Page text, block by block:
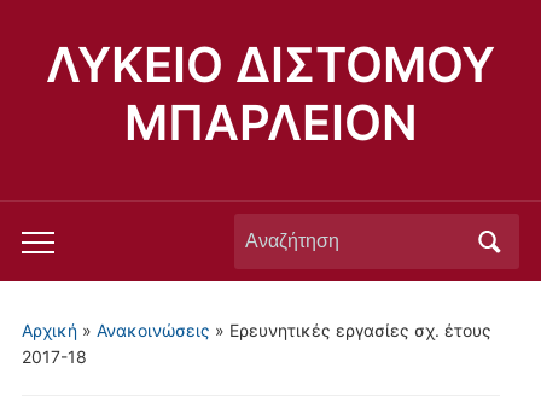
ΛΥΚΕΙΟ ΔΙΣΤΟΜΟΥ
ΜΠΑΡΛΕΙΟΝ
Εναλλαγή
του
για
Αναζήτηση
για:
Αρχική» Ανακοινώσεις » Ερευνητικές εργασίες σχ. έτους
2017-18